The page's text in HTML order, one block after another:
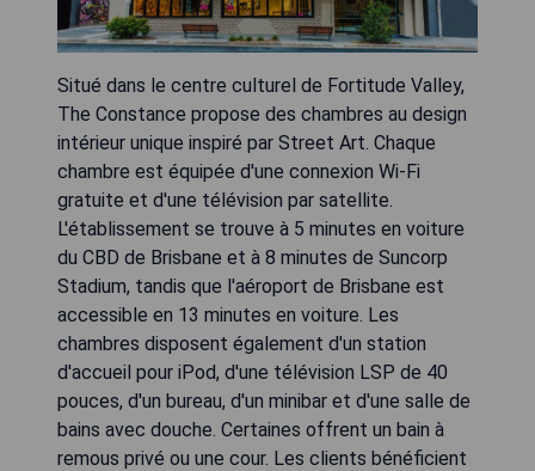
Situé dans le centre culturel de Fortitude Valley,
The Constance propose des chambres au design
intérieur unique inspiré par Street Art. Chaque
chambre est équipée d'une connexion Wi-Fi
gratuite et d'une télévision par satellite.
L'établissement se trouve à 5 minutes en voiture
du CBD de Brisbane et à 8 minutes de Suncorp
Stadium, tandis que l'aéroport de Brisbane est
accessible en 13 minutes en voiture. Les
chambres disposent également d'un station
d'accueil pour iPod, d'une télévision LSP de 40
pouces, d'un bureau, d'un minibar et d'une salle de
bains avec douche. Certaines offrent un bain à
remous privé ou une cour. Les clients bénéficient